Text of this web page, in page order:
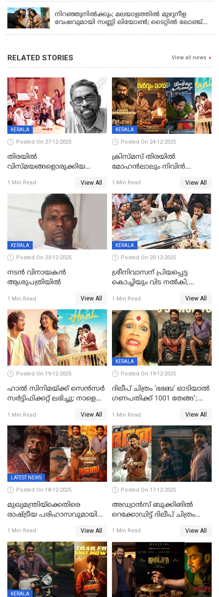
നിറഞ്ഞുനിൽക്കും; മലയാളത്തിൽ മുഴുനീള
വേഷവുമായി സണ്ണി ലിയോൺ; ടൈറ്റിൽ ലോഞ്ച്
RELATED STORIES View all news
KERALA
Posted On 27-12-2025
തിരയിൽ
വിസ്മയങ്ങളൊരുക്കിയ
ശേഖര്‍ അന്തരിച്ചു
1 Min Read View All
KERALA
Posted On 24-12-2025
ക്രിസ്മസ് തിരയിൽ
മോഹൻലാലും നിവിൻ
ഷെയ്‌നും; 200 കോടി
മുടക്കിയെത്തുന്ന
വൃഷഭയുൾപ്പെടെ കാണാം
1 Min Read View All
KERALA
Posted On 23-12-2025
നടൻ വിനായകൻ
ആശുപത്രിയിൽ
1 Min Read View All
KERALA
Posted On 20-12-2025
ശ്രീനിവാസന് പ്രിയപ്പെട്ട
കൊച്ചിയും വിട നൽകി,
സംസ്കാരം നാളെ
1 Min Read View All
Posted On 19-12-2025
ഹാല്‍ സിനിമയ്ക്ക് സെന്‍സര്‍
സര്‍ട്ടിഫിക്കറ്റ് ലഭിച്ചു; നാളെ
1 Min Read View All
KERALA
Posted On 19-12-2025
ദിലീപ് ചിത്രം ‘ഭഭബ’ ഓടിയാൽ
ഗണപതിക്ക് 1001 തേങ്ങ';
1 Min Read View All
LATEST NEWS
Posted On 18-12-2025
മുഖ്യമന്ത്രിയ്ക്കെതിരെ
രാഷ്ട്രീയ പരിഹാസവുമായി
1 Min Read View All
Posted On 17-12-2025
അഡ്വാൻസ് ബുക്കിങിൽ
റെക്കോഡിട്ട് ദിലീപ് ചിത്രം
റെക്കോർഡ് വിൽപ്പന;
മണിക്കൂറില്‍ വിറ്റത്
1000ത്തിന് മുകളിൽ ടിക്കറ്റ്
1 Min Read View All
KERALA